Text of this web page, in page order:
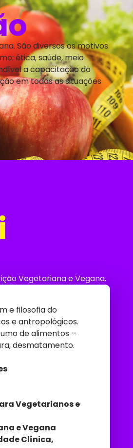
São diversos os motivos
ética, saúde, meio
a capacitação do
em todas as situações
Vegetariana e Vegana.
e filosofia do
e antropológicos.
de alimentos –
desmatamento.
Vegetarianos e
e Vegana
Clínica,